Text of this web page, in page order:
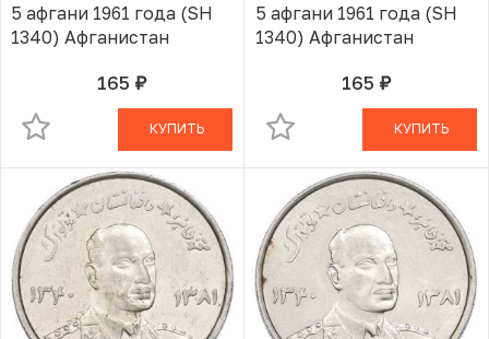
5 афгани 1961 года (SH
1340) Афганистан
165 руб.В КОРЗИНЕ
КУПИТЬ
5 афгани 1961 года (SH
1340) Афганистан
165 руб.В КОРЗИНЕ
КУПИТЬ